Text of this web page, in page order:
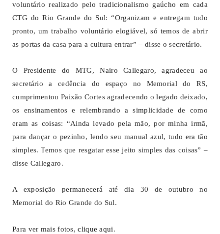
voluntário realizado pelo tradicionalismo gaúcho em cada
CTG do Rio Grande do Sul: “Organizam e entregam tudo
pronto, um trabalho voluntário elogiável, só temos de abrir
as portas da casa para a cultura entrar” – disse o secretário.
O Presidente do MTG, Nairo Callegaro, agradeceu ao
secretário a cedência do espaço no Memorial do RS,
cumprimentou Paixão Cortes agradecendo o legado deixado,
os ensinamentos e relembrando a simplicidade de como
eram as coisas: “Ainda levado pela mão, por minha irmã,
para dançar o pezinho, lendo seu manual azul, tudo era tão
simples. Temos que resgatar esse jeito simples das coisas” –
disse Callegaro.
A exposição permanecerá até dia 30 de outubro no
Memorial do Rio Grande do Sul.
Para ver mais fotos,clique aqui.